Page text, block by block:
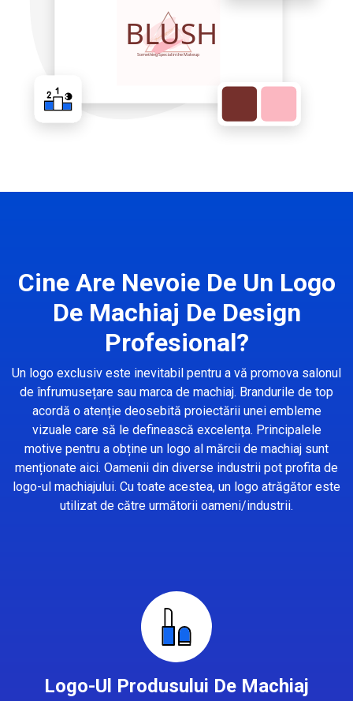
Cine Are Nevoie De Un Logo
De Machiaj De Design
Profesional?
Un logo exclusiv este inevitabil pentru a vă promova salonul
de înfrumusețare sau marca de machiaj. Brandurile de top
acordă o atenție deosebită proiectării unei embleme
vizuale care să le definească excelența. Principalele
motive pentru a obține un logo al mărcii de machiaj sunt
menționate aici. Oamenii din diverse industrii pot profita de
logo-ul machiajului. Cu toate acestea, un logo atrăgător este
utilizat de către următorii oameni/industrii.
Logo-Ul Produsului De Machiaj